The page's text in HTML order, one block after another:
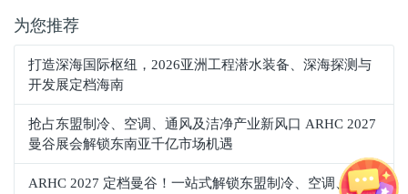
为您推荐
打造深海国际枢纽，2026亚洲工程潜水装备、深海探测与
开发展定档海南
抢占东盟制冷、空调、通风及洁净产业新风口 ARHC 2027
曼谷展会解锁东南亚千亿市场机遇
ARHC 2027 定档曼谷！一站式解锁东盟制冷、空调、通风